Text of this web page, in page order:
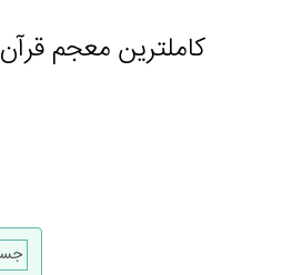
کاملترین معجم